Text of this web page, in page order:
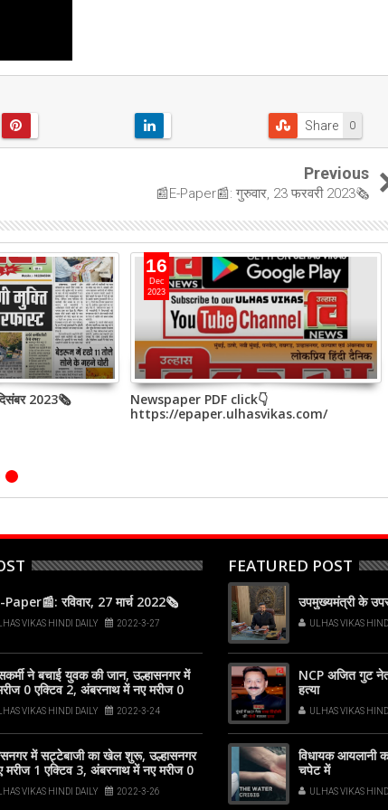
0
Share
Previous
📰E-Paper📰: गुरुवार, 23 फरवरी 2023🗞
2023🗞
16
Dec
2023
Newspaper PDF click👇
https://epaper.ulhasvikas.com/
Paper📰: रविवार, 27 मार्च 2022🗞
VIKAS HINDI DAILY 2022-3-27
ने बचाई युवक की जान, उल्हासनगर में
0 एक्टिव 2, अंबरनाथ में नए मरीज 0
0, कल्याण-डोंबिवली में नए मरीज 0
VIKAS HINDI DAILY 2022-3-24
में सट्टेबाजी का खेल शुरू, उल्हासनगर
मरीज 1 एक्टिव 3, अंबरनाथ में नए मरीज 0
0, कल्याण-डोंबिवली में नए मरीज 1
VIKAS HINDI DAILY 2022-3-26
FEATURED POST
उपमुख्यमंत्री के
ULHAS VIKAS
NCP अजित गुट नेता
हत्या
ULHAS VIKAS
विधायक आयलानी
चपेट में
ULHAS VIKAS